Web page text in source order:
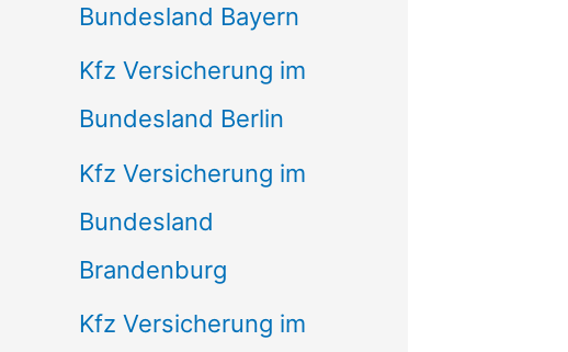
Bundesland Bayern
Kfz Versicherung im
Bundesland Berlin
Kfz Versicherung im
Bundesland
Brandenburg
Kfz Versicherung im